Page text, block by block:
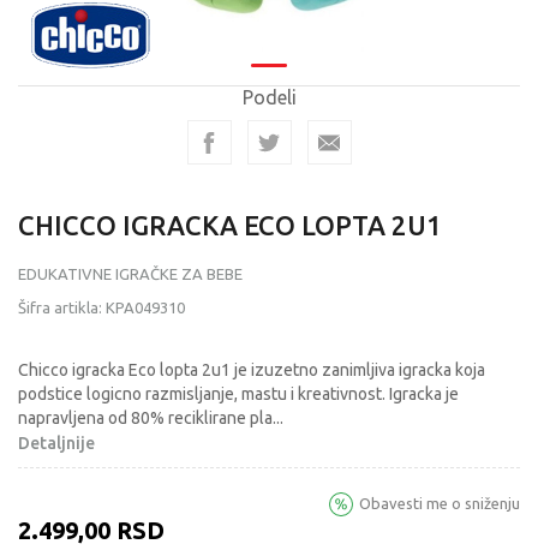
Podeli
CHICCO IGRACKA ECO LOPTA 2U1
EDUKATIVNE IGRAČKE ZA BEBE
Šifra artikla: KPA049310
Chicco igracka Eco lopta 2u1 je izuzetno zanimljiva igracka koja
podstice logicno razmisljanje, mastu i kreativnost. Igracka je
napravljena od 80% reciklirane pla...
Detaljnije
2.499,00 RSD
Obavesti me o sniženju